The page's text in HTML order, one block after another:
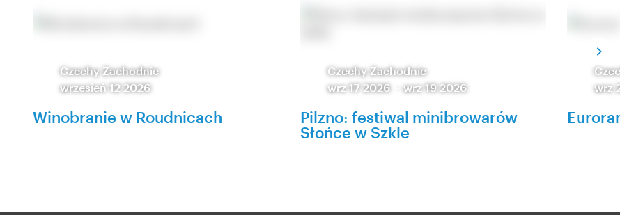
Czechy Zachodnie
wrzesień 12 2026
Winobranie w Roudnicach
Czechy Zachodnie
wrz 17 2026
-wrz 19 2026
Pilzno: festiwal minibrowarów
Słońce w Szkle
wrz